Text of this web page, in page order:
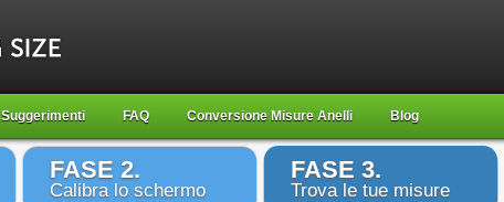
Suggerimenti FAQ Conversione Misure Anelli Blog
FASE 2.
Calibra lo schermo
FASE 3.
Trova le tue misure